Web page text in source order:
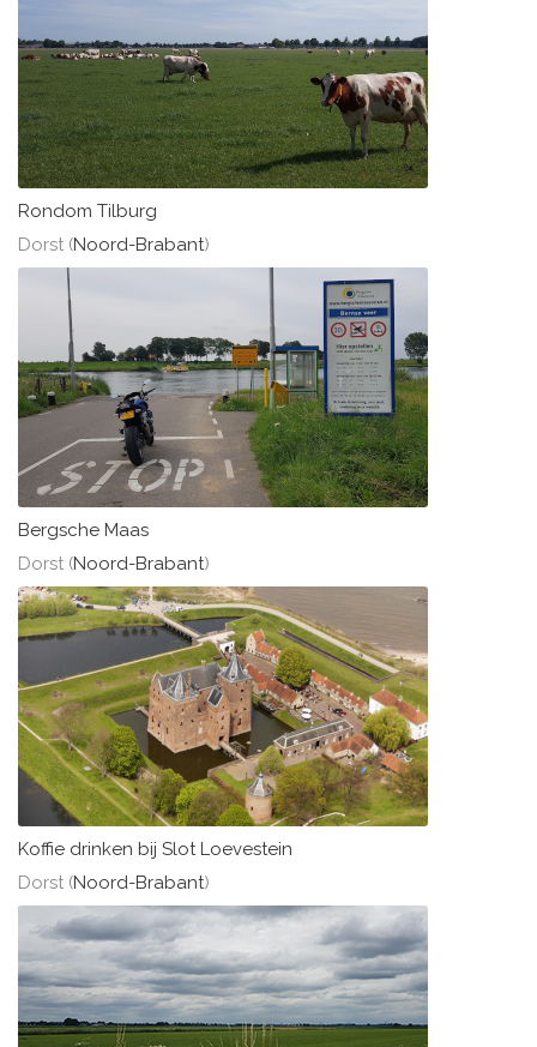
Rondom Tilburg
Dorst (Noord-Brabant)
Bergsche Maas
Dorst (Noord-Brabant)
Koffie drinken bij Slot Loevestein
Dorst (Noord-Brabant)